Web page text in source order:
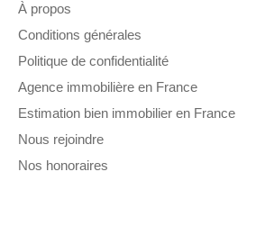
À propos
Conditions générales
Politique de confidentialité
Agence immobilière en France
Estimation bien immobilier en France
Nous rejoindre
Nos honoraires